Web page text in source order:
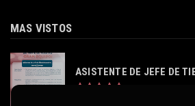
MAS VISTOS
ASISTENTE DE JEFE DE